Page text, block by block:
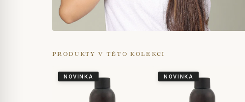
PRODUKTY V TÉTO KOLEKCI
NOVINKA NOVINKA